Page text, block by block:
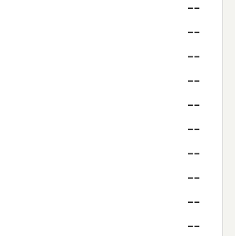
--
--
--
--
--
--
--
--
--
--